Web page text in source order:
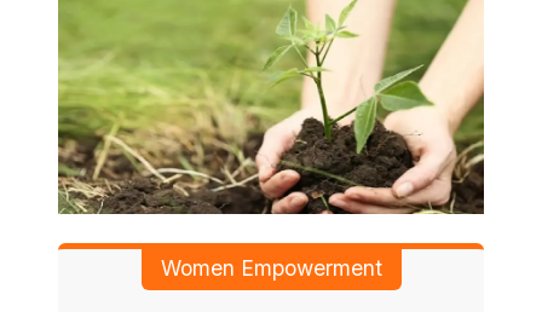
Women Empowerment